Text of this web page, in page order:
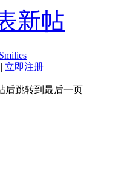
新帖
Smilies
| 立即注册
后跳转到最后一页